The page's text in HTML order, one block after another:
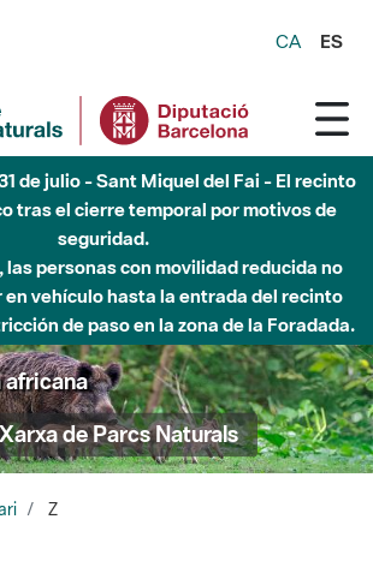
CA ES
de julio - Sant Miquel del Fai - El recinto
tras el cierre temporal por motivos de
seguridad.
las personas con movilidad reducida no
en vehículo hasta la entrada del recinto
de paso en la zona de la Foradada.
africana
de Parcs Naturals
Z